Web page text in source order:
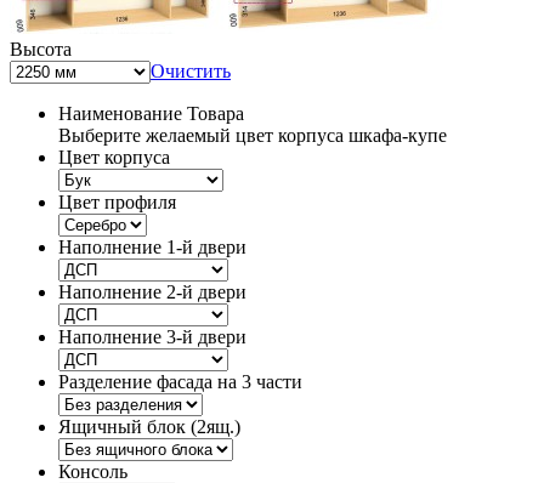
Высота
Очистить
Наименование Товара
Выберите желаемый цвет корпуса шкафа-купе
Цвет корпуса
Цвет профиля
Наполнение 1-й двери
Наполнение 2-й двери
Наполнение 3-й двери
Разделение фасада на 3 части
Ящичный блок (2ящ.)
Консоль